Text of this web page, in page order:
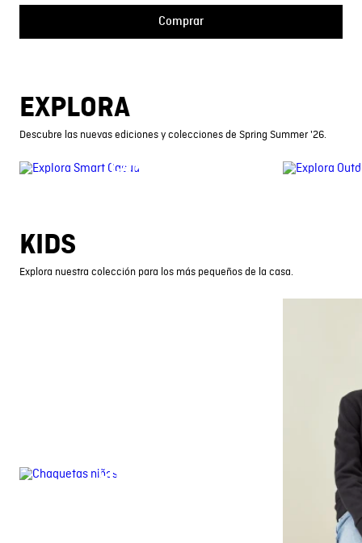
Comprar
EXPLORA
Descubre las nuevas ediciones y colecciones de Spring Summer '26.
CAMISAS
KIDS
Explora nuestra colección para los más pequeños de la casa.
CHAQUETAS